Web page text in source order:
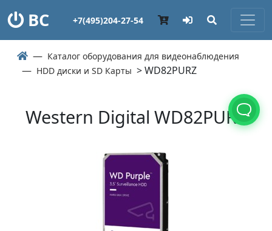
ВС +7(495)204-27-54
Каталог оборудования для видеонаблюдения
HDD диски и SD Карты > WD82PURZ
Western Digital WD82PURZ